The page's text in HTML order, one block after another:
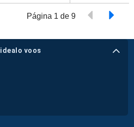
Página 1 de 9
idealo voos